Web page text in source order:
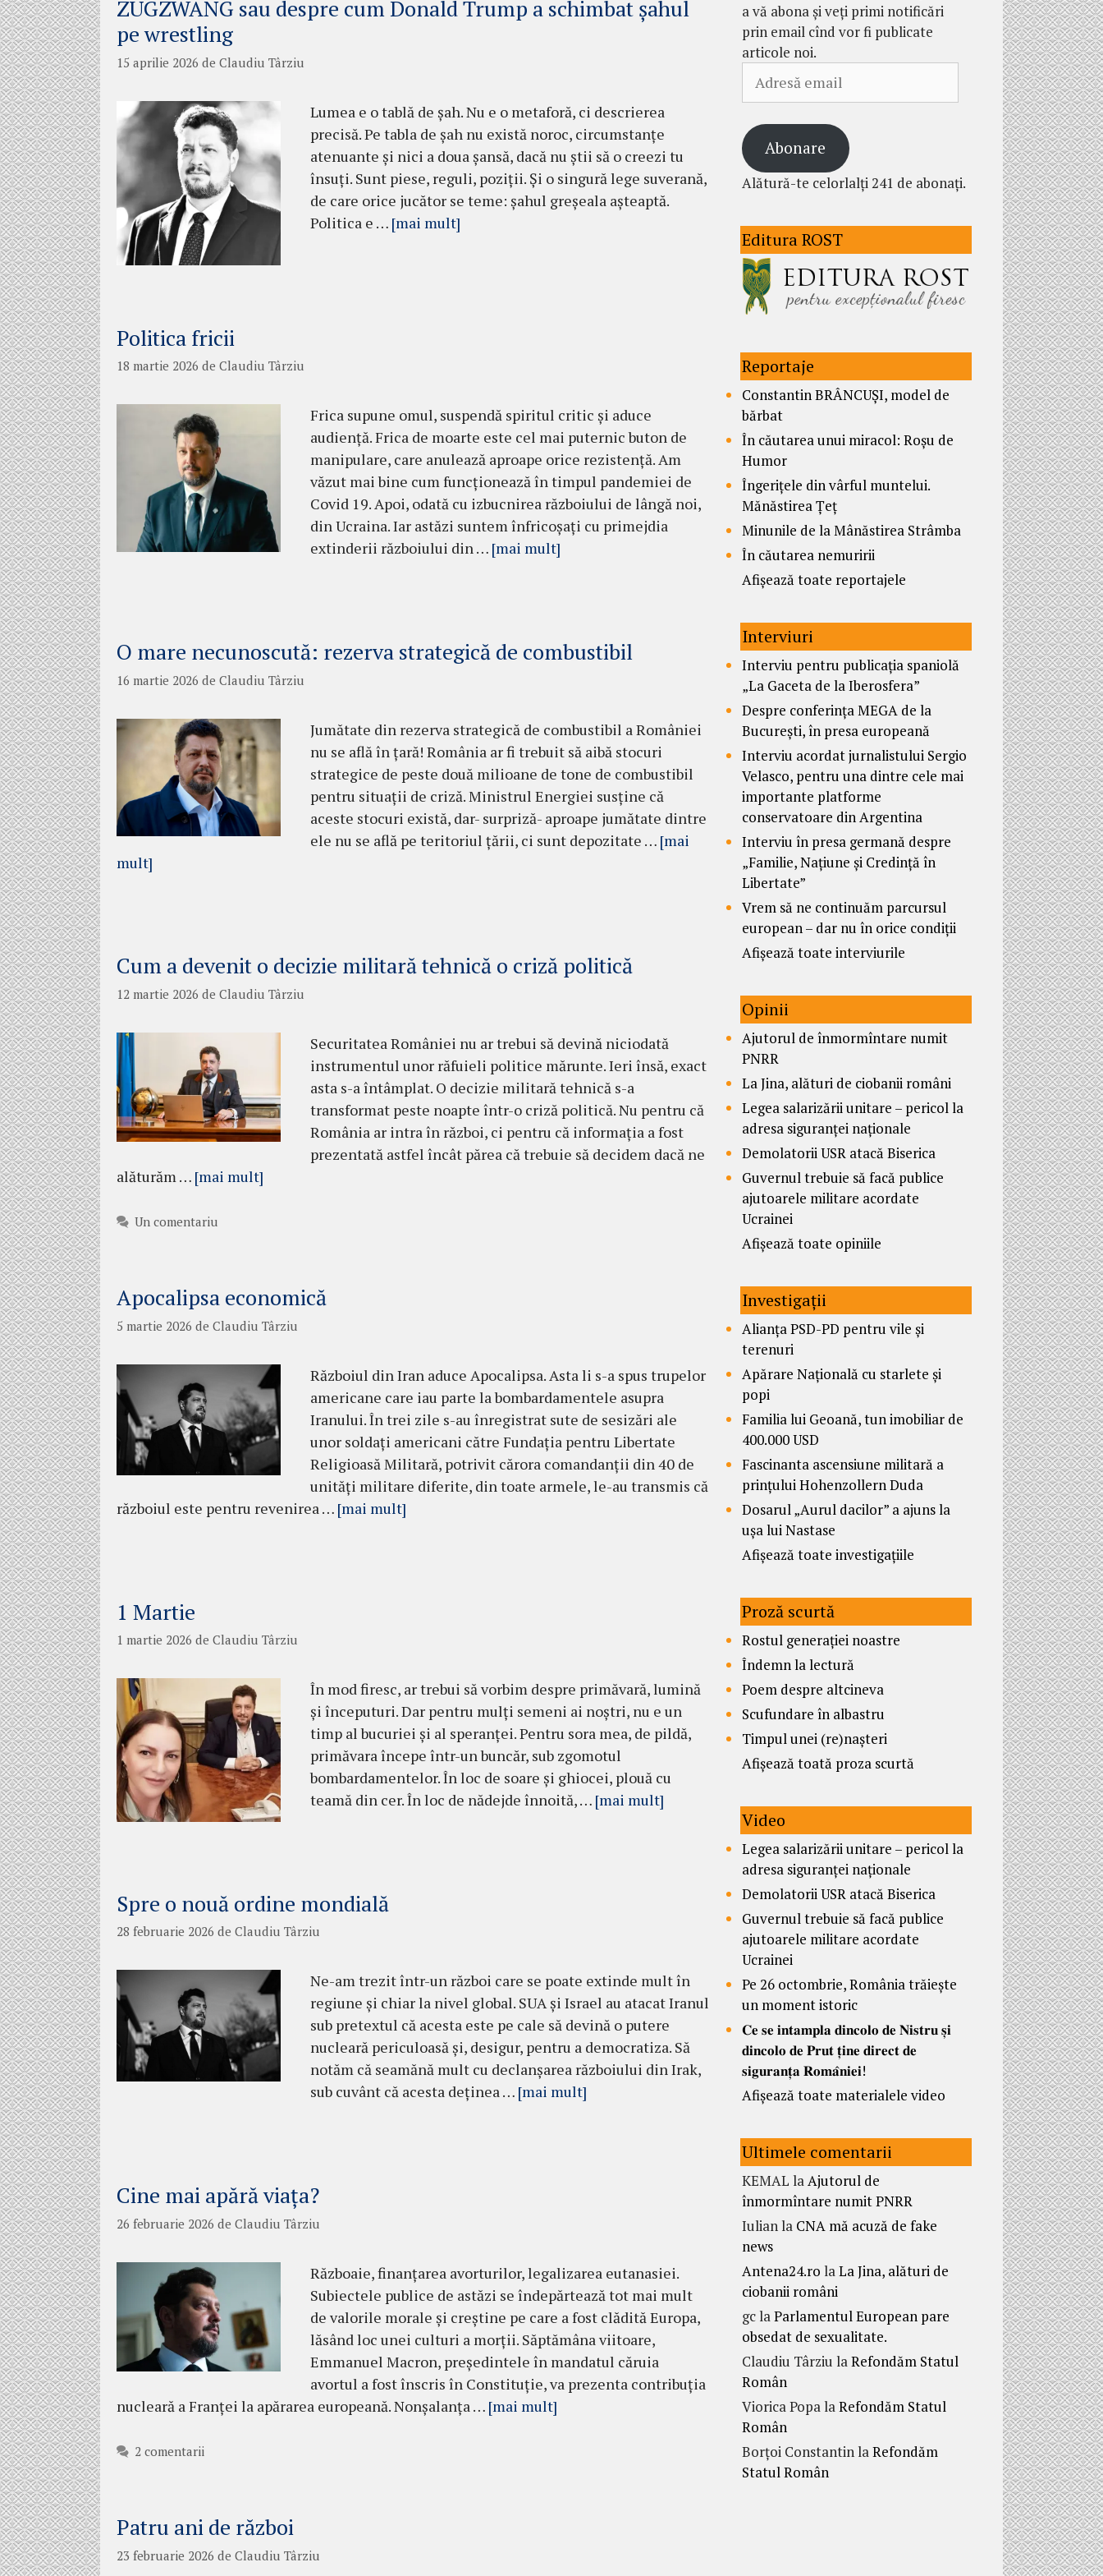
ZUGZWANG sau despre cum Donald Trump a schimbat șahul
pe wrestling
15 aprilie 2026 de Claudiu Târziu
Lumea e o tablă de șah. Nu e o metaforă, ci descrierea
precisă. Pe tabla de șah nu există noroc, circumstanțe
atenuante și nici a doua șansă, dacă nu știi să o creezi tu
însuți. Sunt piese, reguli, poziții. Și o singură lege suverană,
de care orice jucător se teme: șahul greșeala așteaptă.
Politica e … [mai mult]
Politica fricii
18 martie 2026 de Claudiu Târziu
Frica supune omul, suspendă spiritul critic și aduce
audiență. Frica de moarte este cel mai puternic buton de
manipulare, care anulează aproape orice rezistență. Am
văzut mai bine cum funcționează în timpul pandemiei de
Covid 19. Apoi, odată cu izbucnirea războiului de lângă noi,
din Ucraina. Iar astăzi suntem înfricoșați cu primejdia
extinderii războiului din … [mai mult]
O mare necunoscută: rezerva strategică de combustibil
16 martie 2026 de Claudiu Târziu
Jumătate din rezerva strategică de combustibil a României
nu se află în țară! România ar fi trebuit să aibă stocuri
strategice de peste două milioane de tone de combustibil
pentru situații de criză. Ministrul Energiei susține că
aceste stocuri există, dar- surpriză- aproape jumătate dintre
ele nu se află pe teritoriul țării, ci sunt depozitate … [mai
mult]
Cum a devenit o decizie militară tehnică o criză politică
12 martie 2026 de Claudiu Târziu
Securitatea României nu ar trebui să devină niciodată
instrumentul unor răfuieli politice mărunte. Ieri însă, exact
asta s-a întâmplat. O decizie militară tehnică s-a
transformat peste noapte într-o criză politică. Nu pentru că
România ar intra în război, ci pentru că informația a fost
prezentată astfel încât părea că trebuie să decidem dacă ne
alăturăm … [mai mult]
Un comentariu
Apocalipsa economică
5 martie 2026 de Claudiu Târziu
Războiul din Iran aduce Apocalipsa. Asta li s-a spus trupelor
americane care iau parte la bombardamentele asupra
Iranului. În trei zile s-au înregistrat sute de sesizări ale
unor soldați americani către Fundația pentru Libertate
Religioasă Militară, potrivit cărora comandanții din 40 de
unități militare diferite, din toate armele, le-au transmis că
războiul este pentru revenirea … [mai mult]
1 Martie
1 martie 2026 de Claudiu Târziu
În mod firesc, ar trebui să vorbim despre primăvară, lumină
și începuturi. Dar pentru mulți semeni ai noștri, nu e un
timp al bucuriei și al speranței. Pentru sora mea, de pildă,
primăvara începe într-un buncăr, sub zgomotul
bombardamentelor. În loc de soare și ghiocei, plouă cu
teamă din cer. În loc de nădejde înnoită, … [mai mult]
Spre o nouă ordine mondială
28 februarie 2026 de Claudiu Târziu
Ne-am trezit într-un război care se poate extinde mult în
regiune și chiar la nivel global. SUA și Israel au atacat Iranul
sub pretextul că acesta este pe cale să devină o putere
nucleară periculoasă și, desigur, pentru a democratiza. Să
notăm că seamănă mult cu declanșarea războiului din Irak,
sub cuvânt că acesta deținea … [mai mult]
Cine mai apără viața?
26 februarie 2026 de Claudiu Târziu
Războaie, finanțarea avorturilor, legalizarea eutanasiei.
Subiectele publice de astăzi se îndepărtează tot mai mult
de valorile morale și creștine pe care a fost clădită Europa,
lăsând loc unei culturi a morții. Săptămâna viitoare,
Emmanuel Macron, președintele în mandatul căruia
avortul a fost înscris în Constituție, va prezenta contribuția
nucleară a Franței la apărarea europeană. Nonșalanța … [mai mult]
2 comentarii
Patru ani de război
23 februarie 2026 de Claudiu Târziu
a vă abona și veți primi notificări
prin email cînd vor fi publicate
articole noi.
email
Abonare
Alătură-te celorlalți 241 de abonați.
Editura ROST
Reportaje
Constantin BRÂNCUȘI, model de
bărbat
În căutarea unui miracol: Roșu de
Humor
Îngerițele din vârful muntelui.
Mănăstirea Țeț
Minunile de la Mânăstirea Strâmba
În căutarea nemuririi
Afișează toate reportajele
Interviuri
Interviu pentru publicația spaniolă
„La Gaceta de la Iberosfera”
Despre conferința MEGA de la
București, în presa europeană
Interviu acordat jurnalistului Sergio
Velasco, pentru una dintre cele mai
importante platforme
conservatoare din Argentina
Interviu în presa germană despre
„Familie, Națiune și Credință în
Libertate”
Vrem să ne continuăm parcursul
european – dar nu în orice condiții
Afișează toate interviurile
Opinii
Ajutorul de înmormîntare numit
PNRR
La Jina, alături de ciobanii români
Legea salarizării unitare – pericol la
adresa siguranței naționale
Demolatorii USR atacă Biserica
Guvernul trebuie să facă publice
ajutoarele militare acordate
Ucrainei
Afișează toate opiniile
Investigații
Alianța PSD-PD pentru vile și
terenuri
Apărare Națională cu starlete și
popi
Familia lui Geoană, tun imobiliar de
400.000 USD
Fascinanta ascensiune militară a
prințului Hohenzollern Duda
Dosarul „Aurul dacilor” a ajuns la
ușa lui Nastase
Afișează toate investigațiile
Proză scurtă
Rostul generației noastre
Îndemn la lectură
Poem despre altcineva
Scufundare în albastru
Timpul unei (re)nașteri
Afișează toată proza scurtă
Video
Legea salarizării unitare – pericol la
adresa siguranței naționale
Demolatorii USR atacă Biserica
Guvernul trebuie să facă publice
ajutoarele militare acordate
Ucrainei
Pe 26 octombrie, România trăiește
un moment istoric
𝐂𝐞 𝐬𝐞 𝐢𝐧𝐭𝐚𝐦𝐩𝐥𝐚 𝐝𝐢𝐧𝐜𝐨𝐥𝐨 𝐝𝐞 𝐍𝐢𝐬𝐭𝐫𝐮 𝐬̦𝐢
𝐝𝐢𝐧𝐜𝐨𝐥𝐨 𝐝𝐞 𝐏𝐫𝐮𝐭 𝐭̦𝐢𝐧𝐞 𝐝𝐢𝐫𝐞𝐜𝐭 𝐝𝐞
𝐬𝐢𝐠𝐮𝐫𝐚𝐧𝐭̦𝐚 𝐑𝐨𝐦𝐚̂𝐧𝐢𝐞𝐢!
Afișează toate materialele video
Ultimele comentarii
KEMAL laAjutorul de
înmormîntare numit PNRR
Iulianla CNA mă acuză de fake
news
Antena24.ro laLa Jina, alături de
ciobanii români
gclaParlamentul European pare
obsedat de sexualitate.
Claudiu Târziu laRefondăm Statul
Român
Viorica PopalaRefondăm Statul
Român
Borțoi ConstantinlaRefondăm
Statul Român